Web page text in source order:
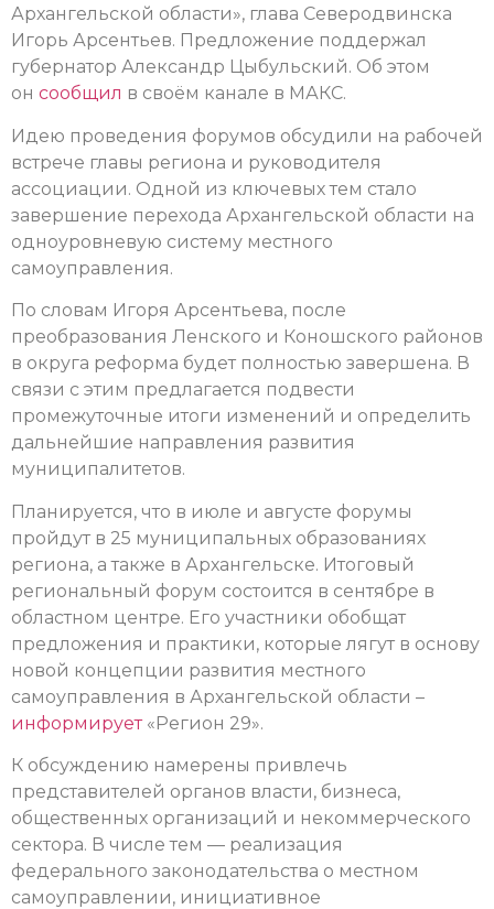
Архангельской области», глава Северодвинска
Игорь Арсентьев. Предложение поддержал
губернатор Александр Цыбульский. Об этом
он сообщил в своём канале в МАКС.
Идею проведения форумов обсудили на рабочей
встрече главы региона и руководителя
ассоциации. Одной из ключевых тем стало
завершение перехода Архангельской области на
одноуровневую систему местного
самоуправления.
По словам Игоря Арсентьева, после
преобразования Ленского и Коношского районов
в округа реформа будет полностью завершена. В
связи с этим предлагается подвести
промежуточные итоги изменений и определить
дальнейшие направления развития
муниципалитетов.
Планируется, что в июле и августе форумы
пройдут в 25 муниципальных образованиях
региона, а также в Архангельске. Итоговый
региональный форум состоится в сентябре в
областном центре. Его участники обобщат
предложения и практики, которые лягут в основу
новой концепции развития местного
самоуправления в Архангельской области –
информирует«Регион 29».
К обсуждению намерены привлечь
представителей органов власти, бизнеса,
общественных организаций и некоммерческого
сектора. В числе тем — реализация
федерального законодательства о местном
самоуправлении, инициативное